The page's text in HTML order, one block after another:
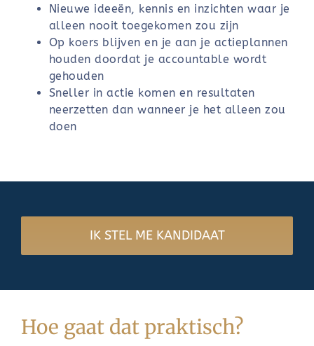
Nieuwe ideeën, kennis en inzichten waar je
alleen nooit toegekomen zou zijn
Op koers blijven en je aan je actieplannen
houden doordat je accountable wordt
gehouden
Sneller in actie komen en resultaten
neerzetten dan wanneer je het alleen zou
doen
IK STEL ME KANDIDAAT
Hoe gaat dat praktisch?